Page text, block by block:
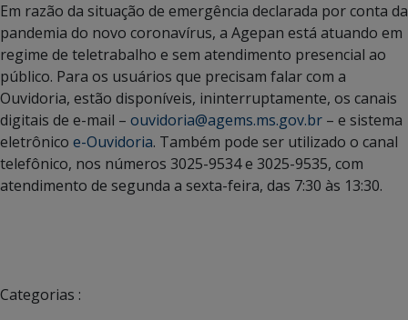
Em razão da situação de emergência declarada por conta da
pandemia do novo coronavírus, a Agepan está atuando em
regime de teletrabalho e sem atendimento presencial ao
público. Para os usuários que precisam falar com a
Ouvidoria, estão disponíveis, ininterruptamente, os canais
digitais de e-mail – ouvidoria@agems.ms.gov.br – e sistema
eletrônico e-Ouvidoria. Também pode ser utilizado o canal
telefônico, nos números 3025-9534 e 3025-9535, com
atendimento de segunda a sexta-feira, das 7:30 às 13:30.
Categorias :